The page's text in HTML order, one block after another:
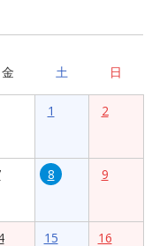
金 土 日
1 2
8 9
15
16